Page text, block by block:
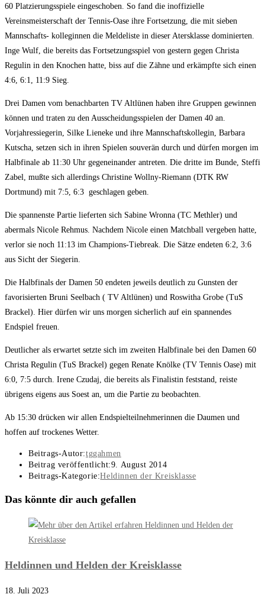
60 Platzierungsspiele eingeschoben. So fand die inoffizielle
Vereinsmeisterschaft der Tennis-Oase ihre Fortsetzung, die mit sieben
Mannschafts- kolleginnen die Meldeliste in dieser Atersklasse dominierten.
Inge Wulf, die bereits das Fortsetzungsspiel von gestern gegen Christa
Regulin in den Knochen hatte, biss auf die Zähne und erkämpfte sich einen
4:6, 6:1, 11:9 Sieg.
Drei Damen vom benachbarten TV Altlünen haben ihre Gruppen gewinnen
können und traten zu den Ausscheidungsspielen der Damen 40 an.
Vorjahressiegerin, Silke Lieneke und ihre Mannschaftskollegin, Barbara
Kutscha, setzen sich in ihren Spielen souverän durch und dürfen morgen im
Halbfinale ab 11:30 Uhr gegeneinander antreten. Die dritte im Bunde, Steffi
Zabel, mußte sich allerdings Christine Wollny-Riemann (DTK RW
Dortmund) mit 7:5, 6:3 geschlagen geben.
Die spannenste Partie lieferten sich Sabine Wronna (TC Methler) und
abermals Nicole Rehmus. Nachdem Nicole einen Matchball vergeben hatte,
verlor sie noch 11:13 im Champions-Tiebreak. Die Sätze endeten 6:2, 3:6
aus Sicht der Siegerin.
Die Halbfinals der Damen 50 endeten jeweils deutlich zu Gunsten der
favorisierten Bruni Seelbach ( TV Altlünen) und Roswitha Grobe (TuS
Brackel). Hier dürfen wir uns morgen sicherlich auf ein spannendes
Endspiel freuen.
Deutlicher als erwartet setzte sich im zweiten Halbfinale bei den Damen 60
Christa Regulin (TuS Brackel) gegen Renate Knölke (TV Tennis Oase) mit
6:0, 7:5 durch. Irene Czudaj, die bereits als Finalistin feststand, reiste
übrigens eigens aus Soest an, um die Partie zu beobachten.
Ab 15:30 drücken wir allen Endspielteilnehmerinnen die Daumen und
hoffen auf trockenes Wetter.
Beitrags-Autor:tggahmen
Beitrag veröffentlicht:9. August 2014
Beitrags-Kategorie:Heldinnen der Kreisklasse
Das könnte dir auch gefallen
Heldinnen und Helden der Kreisklasse
18. Juli 2023